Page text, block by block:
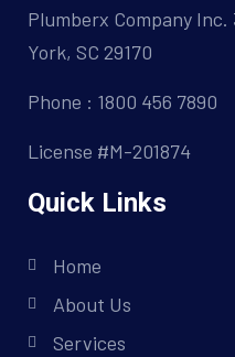
Plumberx Company Inc.
York, SC 29170
Phone : 1800 456 7890
License #M-201874
Quick Links
Home
About Us
Services